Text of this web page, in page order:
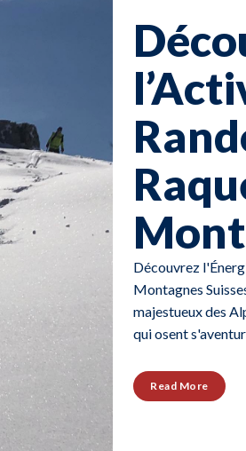
Découvrez
Montagnes
majestueux des
qui osent
Read More